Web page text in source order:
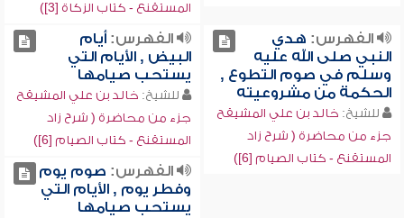
المستقنع - كتاب الزكاة [3])
الفهرس: هدي
النبي صلى الله عليه
وسلم في صوم التطوع ,
الحكمة من مشروعيته
للشيخ: خالد بن علي المشيقح
جزء من محاضرة ( شرح زاد
المستقنع - كتاب الصيام [6])
الفهرس:أيام
البيض , الأيام التي
يستحب صيامها
للشيخ: خالد بن علي المشيقح
جزء من محاضرة ( شرح زاد
المستقنع - كتاب الصيام [6])
الفهرس: صوم يوم
وفطر يوم , الأيام التي
يستحب صيامها